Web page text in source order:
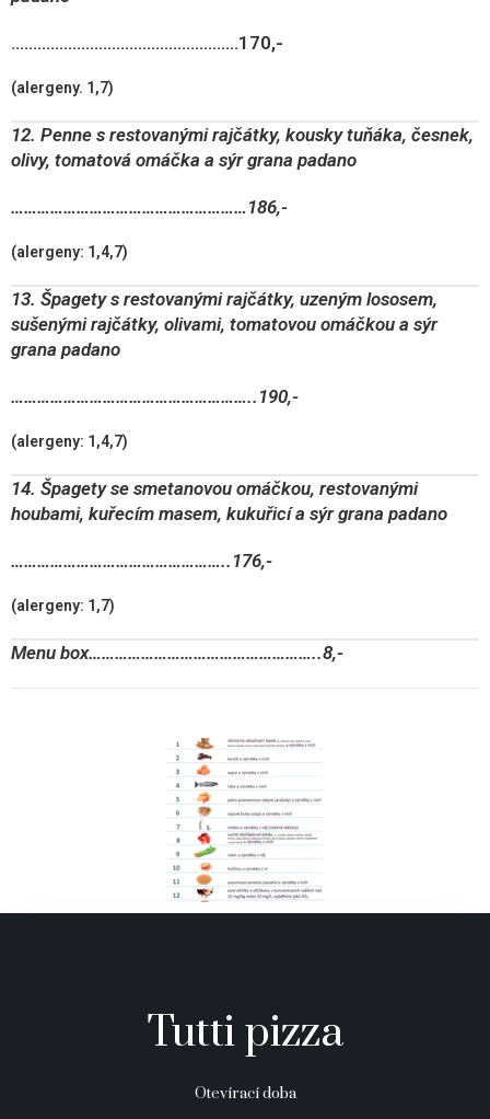
…………………………………………….170,-
(alergeny. 1,7)
12. Penne s restovanými rajčátky, kousky tuňáka, česnek,
olivy, tomatová omáčka a sýr grana padano
………………………………………………186,-
(alergeny: 1,4,7)
13. Špagety s restovanými rajčátky, uzeným lososem,
sušenými rajčátky, olivami, tomatovou omáčkou a sýr
grana padano
………………………………………………..190,-
(alergeny: 1,4,7)
14. Špagety se smetanovou omáčkou, restovanými
houbami, kuřecím masem, kukuřicí a sýr grana padano
…………………………………………..176,-
(alergeny: 1,7)
Menu box……………………………………………..8,-
Tutti pizza
Otevírací doba